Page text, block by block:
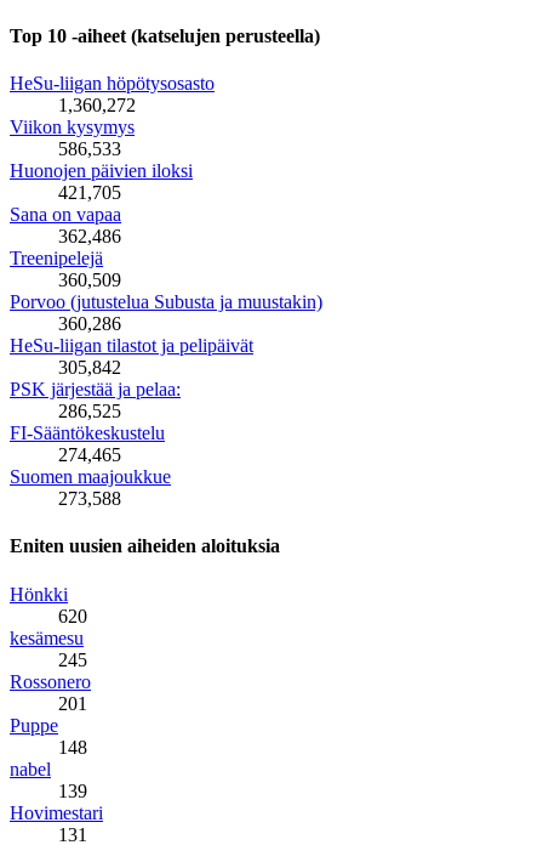
Top 10 -aiheet (katselujen perusteella)
HeSu-liigan höpötysosasto
1,360,272
Viikon kysymys
586,533
Huonojen päivien iloksi
421,705
Sana on vapaa
362,486
Treenipelejä
360,509
Porvoo (jutustelua Subusta ja muustakin)
360,286
HeSu-liigan tilastot ja pelipäivät
305,842
PSK järjestää ja pelaa:
286,525
FI-Sääntökeskustelu
274,465
Suomen maajoukkue
273,588
Eniten uusien aiheiden aloituksia
Hönkki
620
kesämesu
245
Rossonero
201
Puppe
148
nabel
139
Hovimestari
131